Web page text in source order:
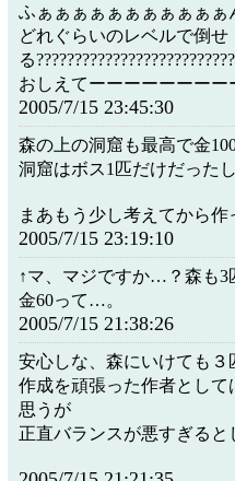
ふぁぁぁぁぁぁぁぁぁぁぁ
どれぐらいのレベルで倒せ
る
おしえてーーーーーーー
2005/7/15 23:45:30
森の上の洞窟も最高で金
洞窟はボス1匹だけだったし
まあもう少し考えてから作
2005/7/15 23:19:10
↑マ、マジですか…？森も3
金60って…。
2005/7/15 21:38:26
安心しな、森にいけても
作成を頑張った作者とし
思うが
正直バランスが悪すぎる